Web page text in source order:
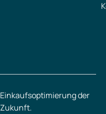
Einkaufsoptimierung der
Zukunft.